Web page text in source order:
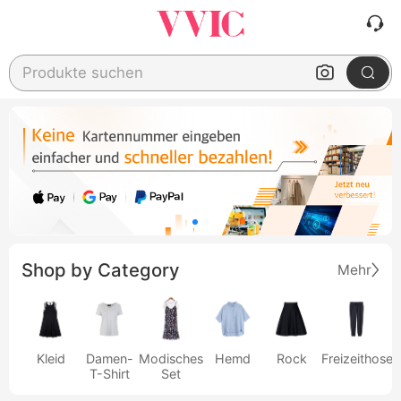
Produkte suchen
Shop by Category Mehr
Kleid
Damen-
T-Shirt
Modisches
Set
Hemd Rock Freizeithose